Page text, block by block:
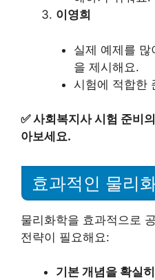
이영희
실제 예제를 많
을 제시해요.
시험에 적합한
✅사회복지사 시험 준비
아보세요.
효과적인 물리
물리화학을 효과적으로
전략이 필요해요:
기본 개념을 확실히